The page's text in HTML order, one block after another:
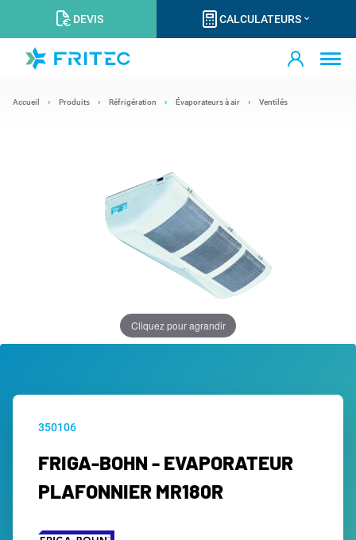
DEVIS CALCULATEURS
Accueil Produits Réfrigération Évaporateurs à air Ventilés
Cliquez pour agrandir
350106
FRIGA-BOHN - EVAPORATEUR
PLAFONNIER MR180R